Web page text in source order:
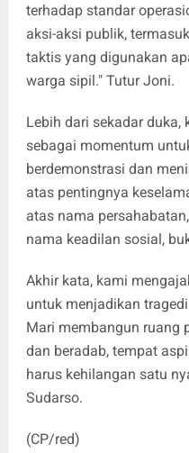
terhadap standar
aksi-aksi publik,
taktis yang digunakan
warga sipil." Tutur Joni.
Lebih dari sekadar
sebagai momentum
berdemonstrasi dan
atas pentingnya
atas nama
nama keadilan sosial,
Akhir kata, kami
untuk menjadikan
Mari membangun ruang
dan beradab, tempat
harus kehilangan satu
Sudarso.
(CP/red)